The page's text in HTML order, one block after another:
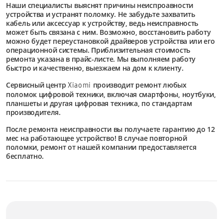
Наши специалисты выяснят причины неиспроавности
устройства и устранят поломку. Не забудьте захватить
кабель или аксессуар к устройству, ведь неисправность
может быть связана с ним. Возможно, восстановить работу
можно будет переустановкой драйверов устройства или его
операционной системы. Приблизительная стоимость
ремонта указана в прайс-листе. Мы выполняем работу
быстро и качественно, выезжаем на дом к клиенту.
Сервисный центрXiaomi производит ремонт любых
поломок цифровой техники, включая смартфоны, ноутбуки,
планшеты и другая цифровая техника, по стандартам
производителя.
После ремонта неисправности вы получаете гарантию до 12
мес на работающее устройство! В случае повторной
поломки, ремонт от нашей компании предоставляется
бесплатно.